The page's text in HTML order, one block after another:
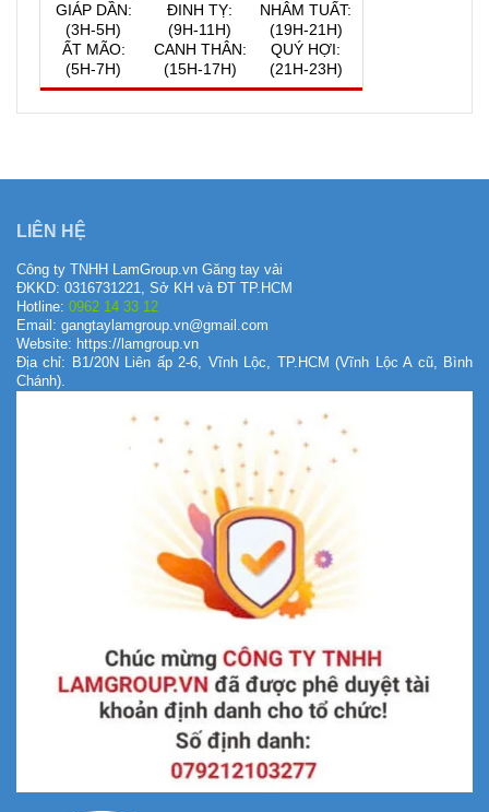
GIÁP DẦN:
(3H-5H)
ẤT MÃO:
(5H-7H)
ĐINH TỴ:
(9H-11H)
CANH THÂN:
(15H-17H)
NHÂM TUẤT:
(19H-21H)
QUÝ HỢI:
(21H-23H)
LIÊN HỆ
Công ty TNHH LamGroup.vn Găng tay vải
ĐKKD: 0316731221, Sở KH và ĐT TP.HCM
Hotline: 0962 14 33 12
Email: gangtaylamgroup.vn@gmail.com
Website: https://lamgroup.vn
Địa chỉ: B1/20N Liên ấp 2-6, Vĩnh Lộc, TP.HCM (Vĩnh Lộc A cũ, Bình
Chánh).